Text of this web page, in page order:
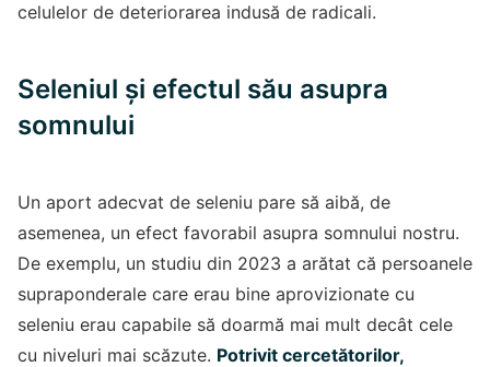
celulelor de deteriorarea indusă de radicali.
Seleniul și efectul său asupra
somnului
Un aport adecvat de seleniu pare să aibă, de
asemenea, un efect favorabil asupra somnului nostru.
De exemplu, un studiu din 2023 a arătat că persoanele
supraponderale care erau bine aprovizionate cu
seleniu erau capabile să doarmă mai mult decât cele
cu niveluri mai scăzute. Potrivit cercetătorilor,